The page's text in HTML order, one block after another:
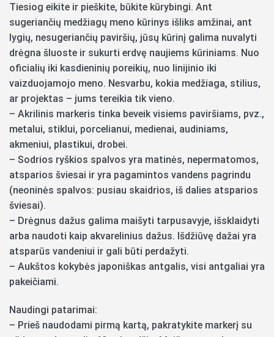
Tiesiog eikite ir pieškite, būkite kūrybingi. Ant
sugeriančių medžiagų meno kūrinys išliks amžinai, ant
lygių, nesugeriančių paviršių, jūsų kūrinį galima nuvalyti
drėgna šluoste ir sukurti erdvę naujiems kūriniams. Nuo
oficialių iki kasdieninių poreikių, nuo linijinio iki
vaizduojamojo meno. Nesvarbu, kokia medžiaga, stilius,
ar projektas – jums tereikia tik vieno.
– Akrilinis markeris tinka beveik visiems paviršiams, pvz.,
metalui, stiklui, porcelianui, medienai, audiniams,
akmeniui, plastikui, drobei.
– Sodrios ryškios spalvos yra matinės, nepermatomos,
atsparios šviesai ir yra pagamintos vandens pagrindu
(neoninės spalvos: pusiau skaidrios, iš dalies atsparios
šviesai).
– Drėgnus dažus galima maišyti tarpusavyje, išsklaidyti
arba naudoti kaip akvarelinius dažus. Išdžiūvę dažai yra
atsparūs vandeniui ir gali būti perdažyti.
– Aukštos kokybės japoniškas antgalis, visi antgaliai yra
pakeičiami.
Naudingi patarimai:
– Prieš naudodami pirmą kartą, pakratykite markerį su